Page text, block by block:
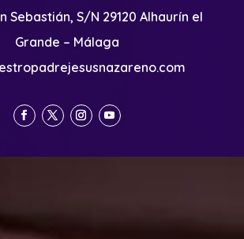
Sebastián, S/N 29120 Alhaurín el
Grande – Málaga